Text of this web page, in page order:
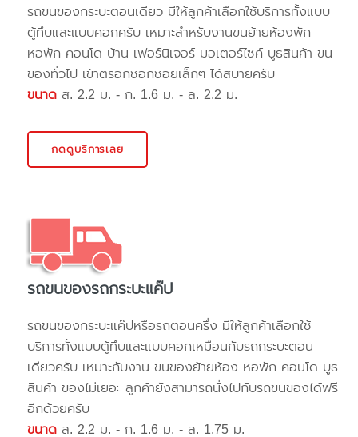
รถขนของกระบะตอนเดียว มีให้ลูกค้าเลือกใช้บริการทั้งแบบ
ตู้ทึบและแบบคอกครับ เหมาะสำหรับงานขนย้ายห้องพัก
หอพัก คอนโด บ้าน เฟอร์นิเจอร์ มอเตอร์ไซค์ บูธสินค้า ขน
ของทั่วไป เข้าตรอกซอกซอยเล็กๆ ได้สบายครับ
ขนาด ส. 2.2 ม. - ก. 1.6 ม. - ล. 2.2 ม.
กดดูบริการเลย
รถขนของรถกระบะแค๊ป
รถขนของกระบะแค๊ปหรือรถตอนครึ่ง มีให้ลูกค้าเลือกใช้
บริการทั้งแบบตู้ทึบและแบบคอกเหมือนกับรถกระบะตอน
เดียวครับ เหมาะกับงาน ขนของย้ายห้อง หอพัก คอนโด บูธ
สินค้า ของไม่เยอะ ลูกค้ายังสามารถนั่งไปกับรถขนของได้ฟรี
อีกด้วยครับ
ขนาด ส. 2.2 ม. - ก. 1.6 ม. - ล. 1.75 ม.